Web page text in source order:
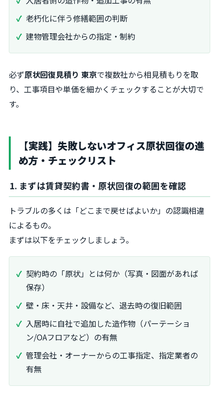
老朽化に伴う修繕範囲の判断
建物管理会社からの指定・制約
必ず原状回復見積り 東京で複数社から相見積もりを取
り、工事項目や単価を細かくチェックすることが大切で
す。
【実践】失敗しないオフィス原状回復の進
め方・チェックリスト
1. まずは賃貸契約書・原状回復の範囲を確認
トラブルの多くは「どこまで戻せばよいか」の認識相違
によるもの。
まずは以下をチェックしましょう。
契約時の「原状」とは何か（写真・図面があれば
保存）
壁・床・天井・設備など、退去時の復旧範囲
入居時に自社で追加した造作物（パーテーショ
ン/OAフロアなど）の有無
管理会社・オーナーからの工事指定、指定業者の
有無